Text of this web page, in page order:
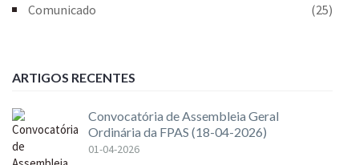
Comunicado
(25)
ARTIGOS RECENTES
Convocatória de Assembleia Geral
Ordinária da FPAS (18-04-2026)
01-04-2026